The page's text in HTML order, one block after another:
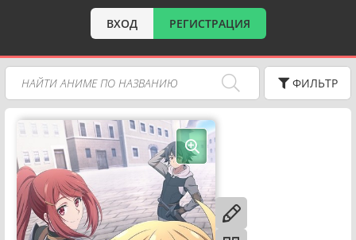
ВХОД РЕГИСТРАЦИЯ
ФИЛЬТР